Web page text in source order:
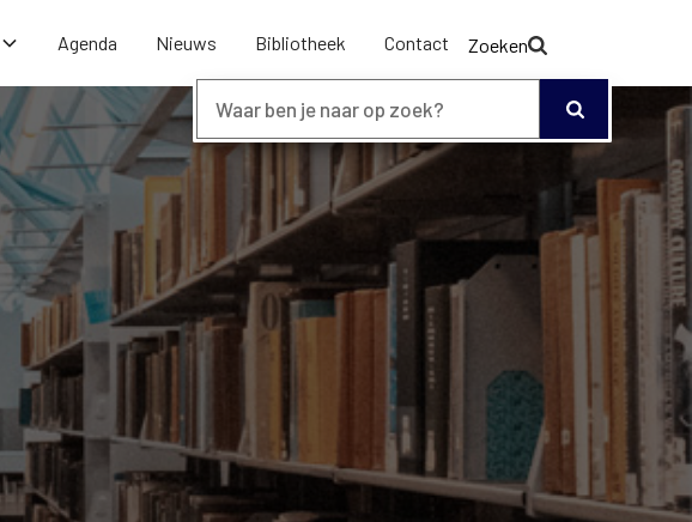
Agenda Nieuws Bibliotheek Contact Zoeken